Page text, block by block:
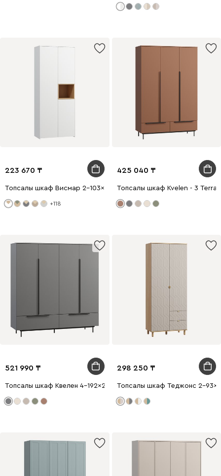
223 670
Топсалы шкаф Висмар 2-103x240 Белый
+118
425 040
Топсалы шкаф Kvelen - 3 Terra
521 990
Топсалы шкаф Квелен 4-192x200 Графитовый
298 250
Топсалы шкаф Теджонс 2-